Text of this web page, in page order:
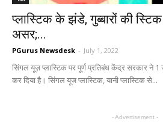
प्लास्टिक के झंडे, गुब्बारों की
असर;...
PGurus Newsdesk - July 1, 2022
सिंगल यूज़ प्लास्टिक पर पूर्ण प्रतिबंध केंद्र सरकार ने
कर दिया है। सिंगल यूज प्लास्टिक, यानी प्लास्टिक से...
- Advertisement -